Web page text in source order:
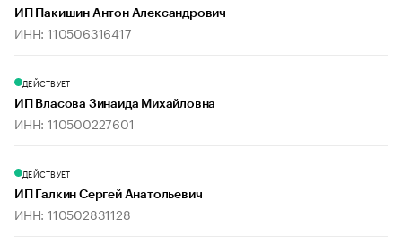
ИП Пакишин Антон Александрович
ИНН: 110506316417
ДЕЙСТВУЕТ
ИП Власова Зинаида Михайловна
ИНН: 110500227601
ДЕЙСТВУЕТ
ИП Галкин Сергей Анатольевич
ИНН: 110502831128